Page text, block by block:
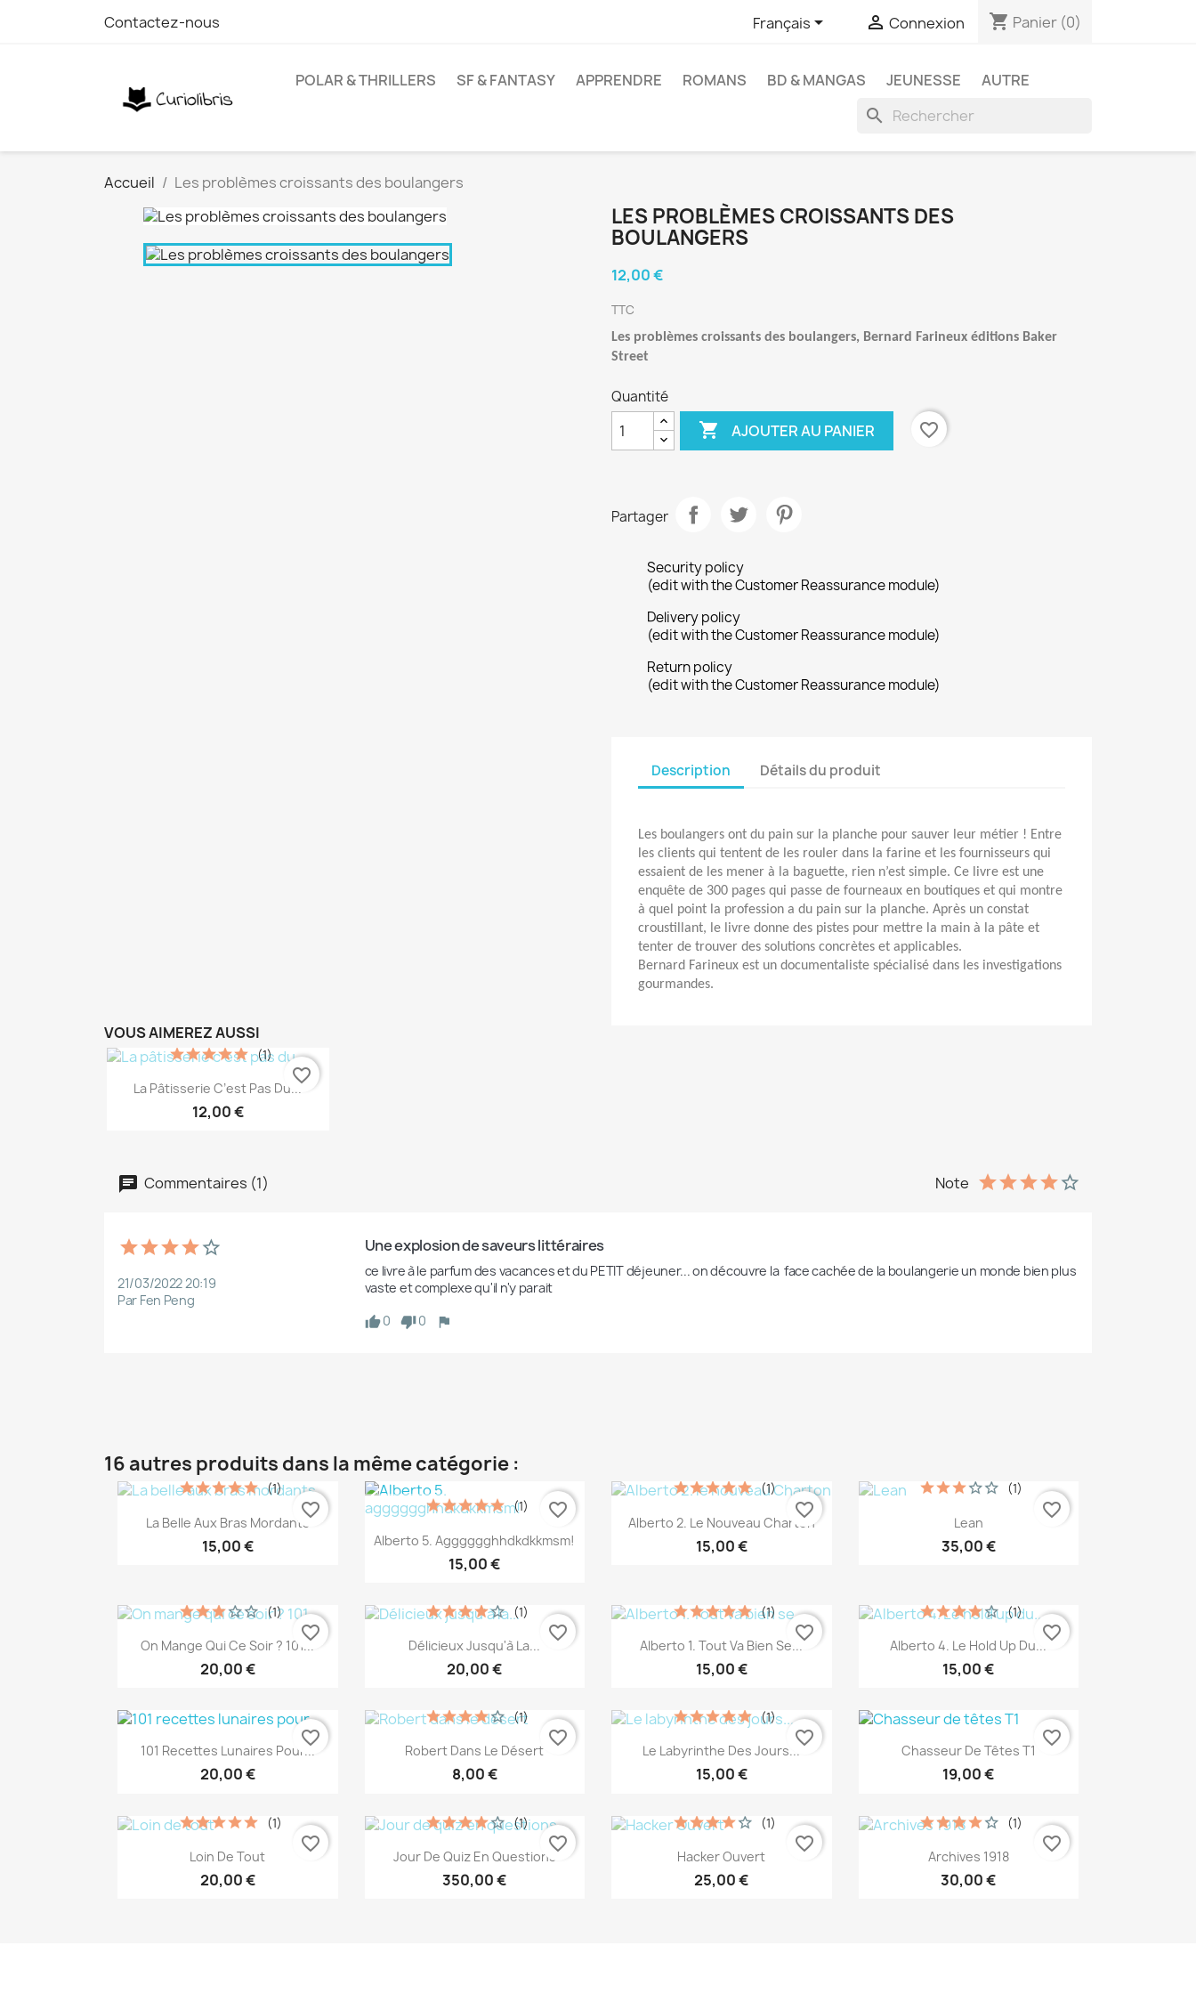
Contactez-nous Français  Connexion shopping_cart Panier (0)
POLAR & THRILLERS SF & FANTASY APPRENDRE ROMANS BD & MANGAS JEUNESSE AUTRE
search
Accueil Les problèmes croissants des boulangers
LES PROBLÈMES CROISSANTS DES
BOULANGERS
12,00 €
TTC
Les problèmes croissants des boulangers, Bernard Farineux éditions Baker
Street
Quantité
 AJOUTER AU PANIER favorite_border
Partager
Security policy
(edit with the Customer Reassurance module)
Delivery policy
(edit with the Customer Reassurance module)
Return policy
(edit with the Customer Reassurance module)
Description Détails du produit
Les boulangers ont du pain sur la planche pour sauver leur métier ! Entre
les clients qui tentent de les rouler dans la farine et les fournisseurs qui
essaient de les mener à la baguette, rien n’est simple. Ce livre est une
enquête de 300 pages qui passe de fourneaux en boutiques et qui montre
à quel point la profession a du pain sur la planche. Après un constat
croustillant, le livre donne des pistes pour mettre la main à la pâte et
tenter de trouver des solutions concrètes et applicables.
Bernard Farineux est un documentaliste spécialisé dans les investigations
gourmandes.
VOUS AIMEREZ AUSSI
Aperçu rapide
La Pâtisserie C’est Pas Du...
12,00 €
(1)
favorite_border
Commentaires (1) Note
21/03/2022 20:19
Par Fen Peng
Une explosion de saveurs littéraires
ce livre à le parfum des vacances et du PETIT déjeuner... on découvre la  face cachée de la boulangerie un monde bien plus
vaste et complexe qu'il n'y parait
0
0
16 autres produits dans la même catégorie :
Aperçu rapide
La Belle Aux Bras Mordants
15,00 €
(1)
favorite_border
 Aperçu rapide
Alberto 5. Agggggghhdkdkkmsm!
15,00 €
(1) favorite_border Aperçu rapide
Alberto 2. Le Nouveau Charton
15,00 €
(1)
favorite_border Aperçu rapide
Lean
35,00 €
(1)
favorite_border
Aperçu rapide
On Mange Qui Ce Soir ? 101...
20,00 €
(1)
favorite_border Aperçu rapide
Délicieux Jusqu'à La...
20,00 €
(1)
favorite_border Aperçu rapide
Alberto 1. Tout Va Bien Se...
15,00 €
(1)
favorite_border Aperçu rapide
Alberto 4. Le Hold Up Du...
15,00 €
(1)
favorite_border
Aperçu rapide
101 Recettes Lunaires Pour...
20,00 €
favorite_border Aperçu rapide
Robert Dans Le Désert
8,00 €
(1)
favorite_border Aperçu rapide
Le Labyrinthe Des Jours...
15,00 €
(1)
favorite_border Aperçu rapide
Chasseur De Têtes T1
19,00 €
favorite_border
Aperçu rapide
Loin De Tout
20,00 €
(1)
favorite_border Aperçu rapide
Jour De Quiz En Questions
350,00 €
(1)
favorite_border Aperçu rapide
Hacker Ouvert
25,00 €
(1)
favorite_border Aperçu rapide
Archives 1918
30,00 €
(1)
favorite_border